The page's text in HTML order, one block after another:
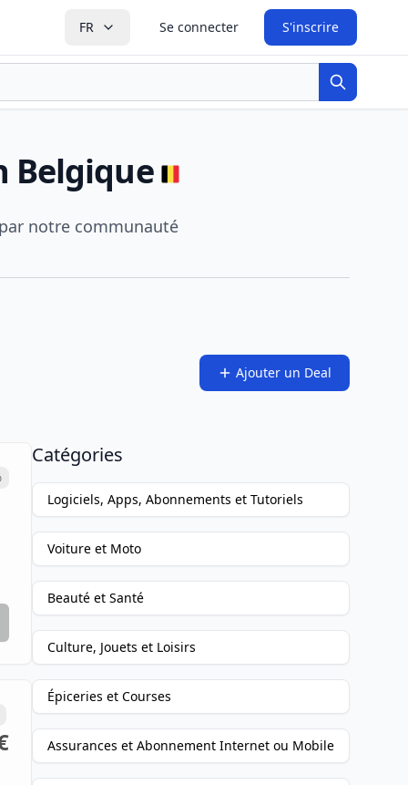
FR Se connecter S'inscrire
Recherche
Belgique
notre communauté
Ajouter un Deal
Catégories
Logiciels, Apps, Abonnements et Tutoriels
Voiture et Moto
Beauté et Santé
Culture, Jouets et Loisirs
Épiceries et Courses
Assurances et Abonnement Internet ou Mobile